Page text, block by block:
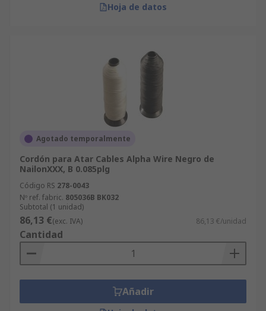
Hoja de datos
Agotado temporalmente
Cordón para Atar Cables Alpha Wire Negro de
NailonXXX, B 0.085plg
Código RS 278-0043
Nº ref. fabric. 805036B BK032
Subtotal (1 unidad)
86,13 €(exc. IVA) 86,13 €/unidad
Cantidad
Añadir